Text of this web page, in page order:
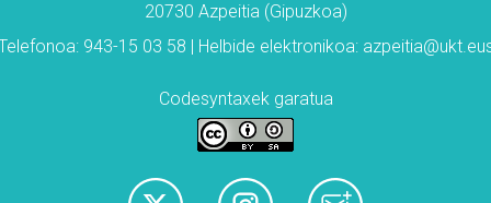
20730 Azpeitia (Gipuzkoa)
943-15 03 58 | Helbide elektronikoa:
Codesyntaxek garatua